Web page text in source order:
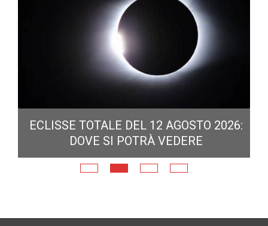
ECLISSE TOTALE DEL 12 AGOSTO 2026:
DOVE SI POTRÀ VEDERE